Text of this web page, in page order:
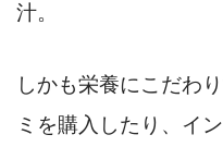
汁。
しかも栄養にこだわ
ミを購入したり、イ